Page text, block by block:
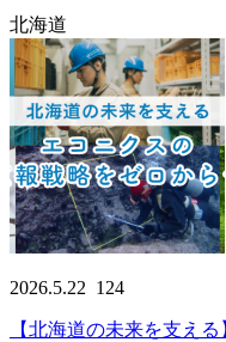
北海道
2026.5.22 124
【北海道の未来を支え